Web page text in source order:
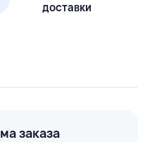
доставки
заказа